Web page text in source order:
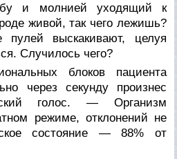
и молнией уходящий к
живой, так чего лежишь?
пулей выскакивают, целуя
Случилось чего?
блоков пациента
через секунду произнес
голос. — Организм
режиме, отклонений не
состояние — 88% от